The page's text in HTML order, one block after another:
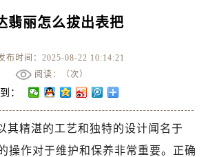
翡丽怎么拔出表把
布时间：2025-08-22 10:14:21
阅读：（次）
：
其精湛的工艺和独特的设计闻名于
操作对于维护和保养非常重要。正确